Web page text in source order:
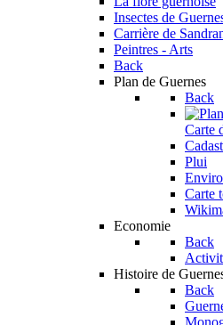
Insectes de
Carrière de
Peintres - Arts
Back
Plan de Guernes
Back
Carte
Plui
Carte
Economie
Back
Histoire de
Back